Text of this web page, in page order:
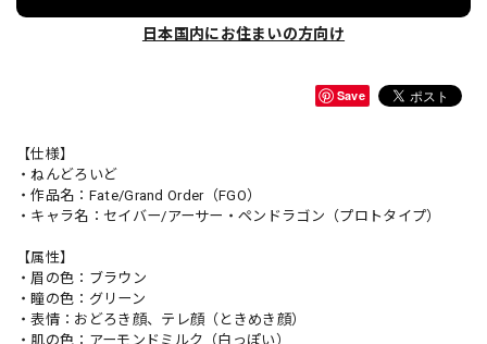
日本国内にお住まいの方向け
Save
【仕様】
・ねんどろいど
・作品名：Fate/Grand Order（FGO）
・キャラ名：セイバー/アーサー・ペンドラゴン（プロトタイプ）
【属性】
・眉の色：ブラウン
・瞳の色：グリーン
・表情：おどろき顔、テレ顔（ときめき顔）
・肌の色：アーモンドミルク（白っぽい）